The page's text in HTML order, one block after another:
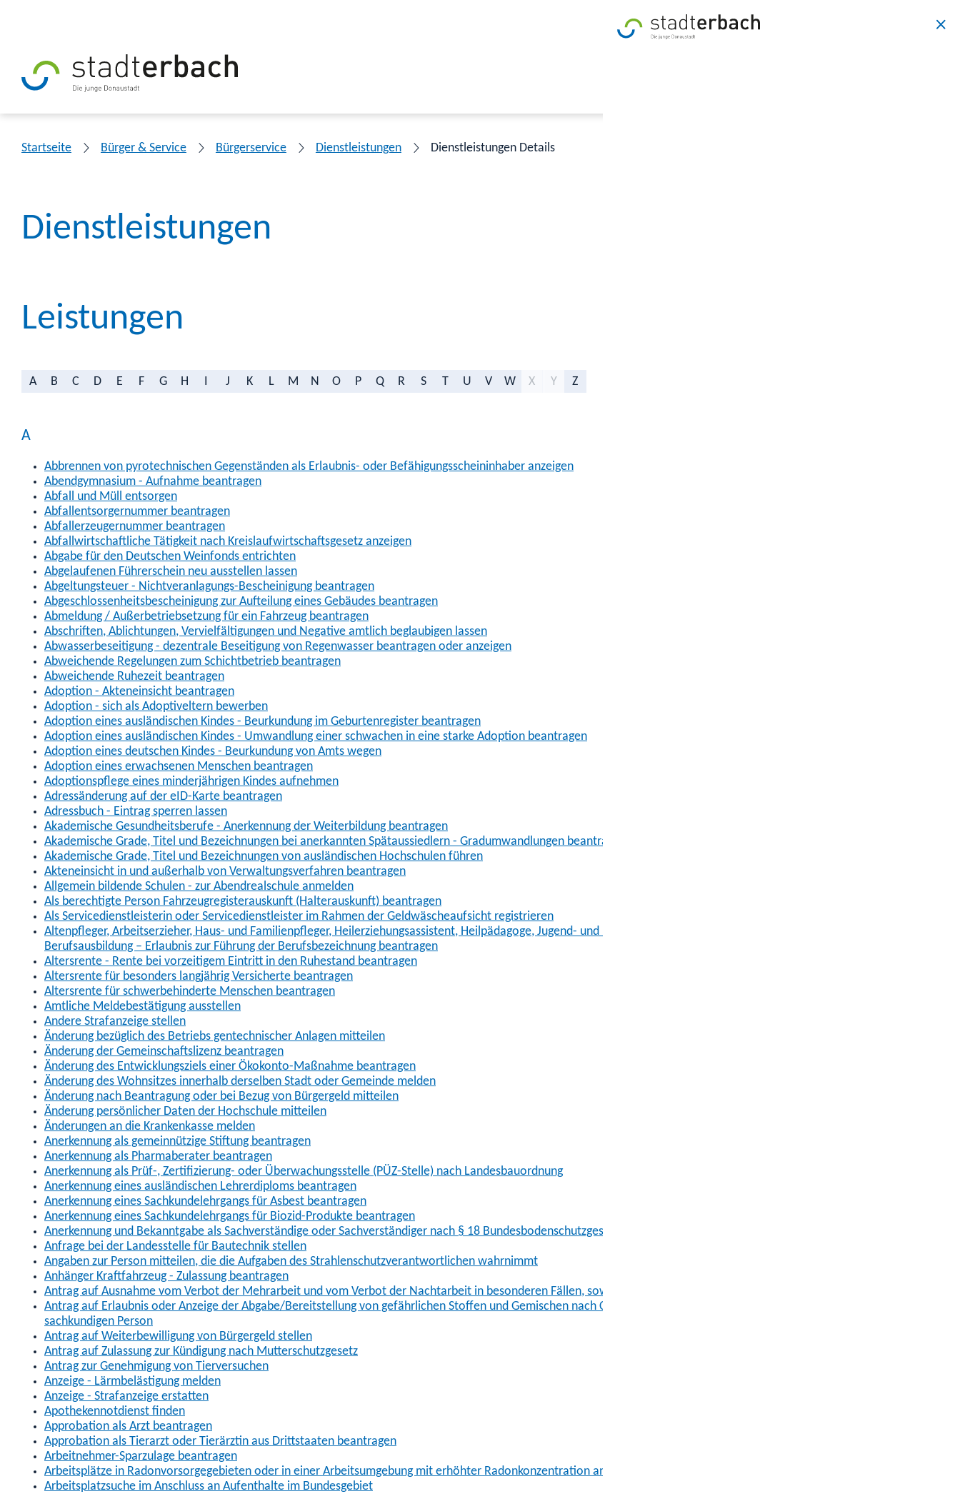
Startseite Bürger & Service Bürgerservice Dienstleistungen Dienstleistungen Details
Dienstleistungen
Leistungen
A B C D E F G H J K L M N O P Q R S T U V W X Y Z
A
Abbrennen von pyrotechnischen Gegenständen als Erlaubnis- oder Befähigungsscheininhaber anzeigen
Abendgymnasium - Aufnahme beantragen
Abfall und Müll entsorgen
Abfallentsorgernummer beantragen
Abfallerzeugernummer beantragen
Abfallwirtschaftliche Tätigkeit nach Kreislaufwirtschaftsgesetz anzeigen
Abgabe für den Deutschen Weinfonds entrichten
Abgelaufenen Führerschein neu ausstellen lassen
Abgeltungsteuer - Nichtveranlagungs-Bescheinigung beantragen
Abgeschlossenheitsbescheinigung zur Aufteilung eines Gebäudes beantragen
Abmeldung / Außerbetriebsetzung für ein Fahrzeug beantragen
Abschriften, Ablichtungen, Vervielfältigungen und Negative amtlich beglaubigen lassen
Abwasserbeseitigung - dezentrale Beseitigung von Regenwasser beantragen oder anzeigen
Abweichende Regelungen zum Schichtbetrieb beantragen
Abweichende Ruhezeit beantragen
Adoption - Akteneinsicht beantragen
Adoption - sich als Adoptiveltern bewerben
Adoption eines ausländischen Kindes - Beurkundung im Geburtenregister beantragen
Adoption eines ausländischen Kindes - Umwandlung einer schwachen in eine starke Adoption beantragen
Adoption eines deutschen Kindes - Beurkundung von Amts wegen
Adoption eines erwachsenen Menschen beantragen
Adoptionspflege eines minderjährigen Kindes aufnehmen
Adressänderung auf der eID-Karte beantragen
Adressbuch - Eintrag sperren lassen
Akademische Gesundheitsberufe - Anerkennung der Weiterbildung beantragen
Akademische Grade, Titel und Bezeichnungen bei anerkannten Spätaussiedlern - Gradumwandlungen beantragen
Akademische Grade, Titel und Bezeichnungen von ausländischen Hochschulen führen
Akteneinsicht in und außerhalb von Verwaltungsverfahren beantragen
Allgemein bildende Schulen - zur Abendrealschule anmelden
Als berechtigte Person Fahrzeugregisterauskunft (Halterauskunft) beantragen
Als Servicedienstleisterin oder Servicedienstleister im Rahmen der Geldwäscheaufsicht registrieren
Altenpfleger, Arbeitserzieher, Haus- und Familienpfleger, Heilerziehungsassistent, Heilpädagoge, Jugend- und Heimerzieher, Sozialarbeiter, Sozialpädagoge mit ausländischer
Berufsausbildung – Erlaubnis zur Führung der Berufsbezeichnung beantragen
Altersrente - Rente bei vorzeitigem Eintritt in den Ruhestand beantragen
Altersrente für besonders langjährig Versicherte beantragen
Altersrente für schwerbehinderte Menschen beantragen
Amtliche Meldebestätigung ausstellen
Andere Strafanzeige stellen
Änderung bezüglich des Betriebs gentechnischer Anlagen mitteilen
Änderung der Gemeinschaftslizenz beantragen
Änderung des Entwicklungsziels einer Ökokonto-Maßnahme beantragen
Änderung des Wohnsitzes innerhalb derselben Stadt oder Gemeinde melden
Änderung nach Beantragung oder bei Bezug von Bürgergeld mitteilen
Änderung persönlicher Daten der Hochschule mitteilen
Änderungen an die Krankenkasse melden
Anerkennung als gemeinnützige Stiftung beantragen
Anerkennung als Pharmaberater beantragen
Anerkennung als Prüf-, Zertifizierung- oder Überwachungsstelle (PÜZ-Stelle) nach Landesbauordnung
Anerkennung eines ausländischen Lehrerdiploms beantragen
Anerkennung eines Sachkundelehrgangs für Asbest beantragen
Anerkennung eines Sachkundelehrgangs für Biozid-Produkte beantragen
Anerkennung und Bekanntgabe als Sachverständige oder Sachverständiger nach § 18 Bundesbodenschutzgesetz
Anfrage bei der Landesstelle für Bautechnik stellen
Angaben zur Person mitteilen, die die Aufgaben des Strahlenschutzverantwortlichen wahrnimmt
Anhänger Kraftfahrzeug - Zulassung beantragen
Antrag auf Ausnahme vom Verbot der Mehrarbeit und vom Verbot der Nachtarbeit in besonderen Fällen, sowie der Art der Arbeit und dem Arbeitstempo
Antrag auf Erlaubnis oder Anzeige der Abgabe/Bereitstellung von gefährlichen Stoffen und Gemischen nach ChemVerbotsV sowie Änderungsanzeigen bei Wechsel der
sachkundigen Person
Antrag auf Weiterbewilligung von Bürgergeld stellen
Antrag auf Zulassung zur Kündigung nach Mutterschutzgesetz
Antrag zur Genehmigung von Tierversuchen
Anzeige - Lärmbelästigung melden
Anzeige - Strafanzeige erstatten
Apothekennotdienst finden
Approbation als Arzt beantragen
Approbation als Tierarzt oder Tierärztin aus Drittstaaten beantragen
Arbeitnehmer-Sparzulage beantragen
Arbeitsplätze in Radonvorsorgegebieten oder in einer Arbeitsumgebung mit erhöhter Radonkonzentration anmelden
Arbeitsplatzsuche im Anschluss an Aufenthalte im Bundesgebiet